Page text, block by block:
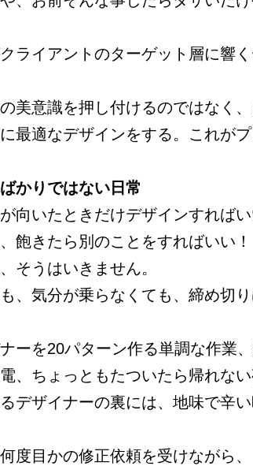
ライアントのターゲット層に響
美意識を押し付けるのではなく
最適なデザインをする。これが
かりではない日常
向いたときだけデザインすればい
飽きたら別のことをすればいい！
そうはいきません。
、気分が乗らなくても、締め切
ーを20パターン作る単調な作業
、ちょっともたついたら帰れない
デザイナーの裏には、地味で辛
度目かの修正依頼を受けながら